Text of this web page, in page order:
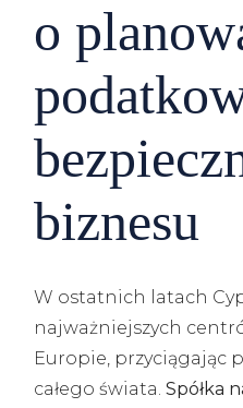
o
biznesu
W ostatnich latach
najważniejszych
Europie, przyciągając
całego świata.Spółka